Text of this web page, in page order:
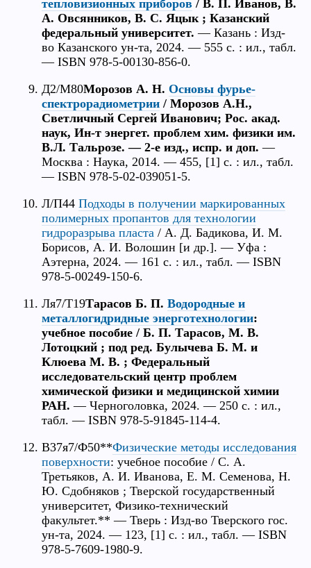
тепловизионных приборов / В. П. Иванов, В.
А. Овсянников, В. С. Яцык ; Казанский
федеральный университет. — Казань : Изд-
во Казанского ун-та, 2024. — 555 с. : ил., табл.
— ISBN 978-5-00130-856-0.
Д2/М80Морозов А. Н. Основы фурье-
спектрорадиометрии / Морозов А.Н.,
Светличный Сергей Иванович; Рос. акад.
наук, Ин-т энергет. проблем хим. физики им.
В.Л. Тальрозе. — 2-е изд., испр. и доп. —
Москва : Наука, 2014. — 455, [1] с. : ил., табл.
— ISBN 978-5-02-039051-5.
Л/П44 Подходы в получении маркированных
полимерных пропантов для технологии
гидроразрыва пласта / А. Д. Бадикова, И. М.
Борисов, А. И. Волошин [и др.]. — Уфа :
Аэтерна, 2024. — 161 с. : ил., табл. — ISBN
978-5-00249-150-6.
Ля7/Т19Тарасов Б. П. Водородные и
металлогидридные энерготехнологии:
учебное пособие / Б. П. Тарасов, М. В.
Лотоцкий ; под ред. Булычева Б. М. и
Клюева М. В. ; Федеральный
исследовательский центр проблем
химической физики и медицинской химии
РАН. — Черноголовка, 2024. — 250 с. : ил.,
табл. — ISBN 978-5-91845-114-4.
В37я7/Ф50**Физические методы исследования
поверхности: учебное пособие / С. А.
Третьяков, А. И. Иванова, Е. М. Семенова, Н.
Ю. Сдобняков ; Тверской государственный
университет, Физико-технический
факультет.** — Тверь : Изд-во Тверского гос.
ун-та, 2024. — 123, [1] с. : ил., табл. — ISBN
978-5-7609-1980-9.